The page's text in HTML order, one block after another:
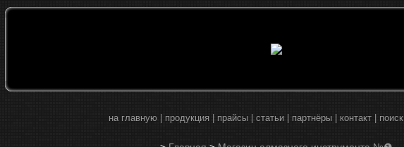
на главную продукция прайсы статьи партнёры контакт поиск